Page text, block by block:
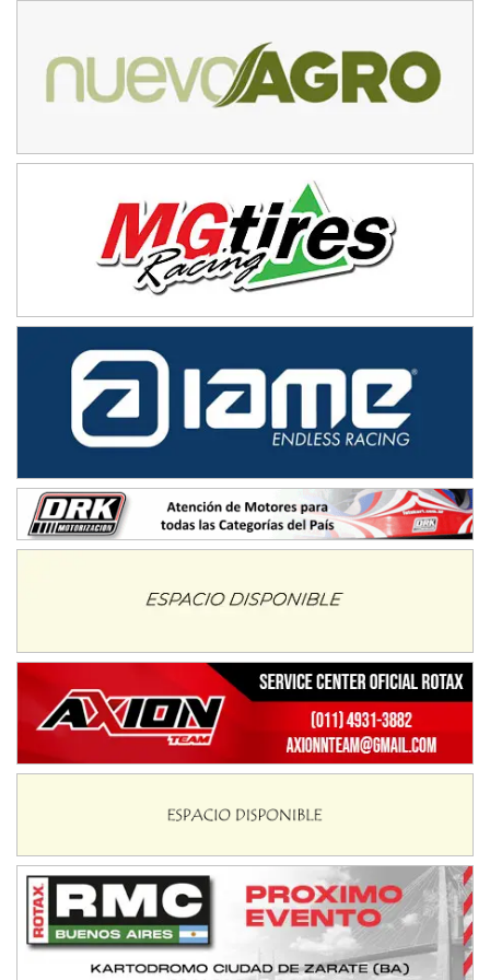
KDO - F6
Ciudad de Trenque Lauquen (Asfalto)
Trenque Lauquen (Buenos Aires)
VICTORIENSE - F7
El Cerro (Tierra)
Victoria (Entre Ríos)
Moto Club Reginense (Tierra)
Juventud Unida (Tierra)
Humboldt (Santa Fe)
Ciudad de Avellaneda (Asfalto)
Avellaneda (Santa Fe)
SUR SANTAFESINO - F4